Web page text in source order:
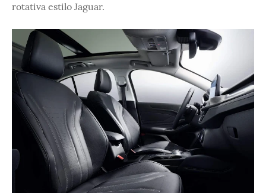
rotativa estilo Jaguar.